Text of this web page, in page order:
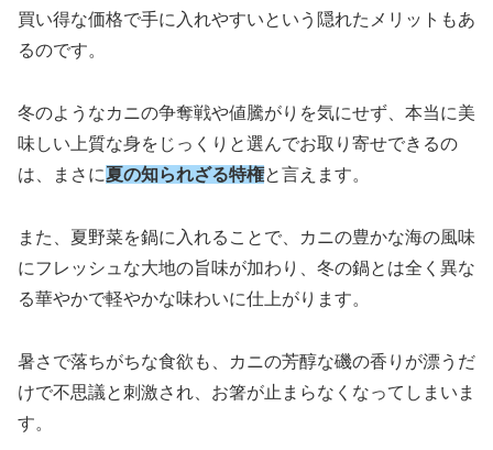
買い得な価格で手に入れやすいという隠れたメリットもあ
るのです。
冬のようなカニの争奪戦や値騰がりを気にせず、本当に美
味しい上質な身をじっくりと選んでお取り寄せできるの
は、まさに夏の知られざる特権と言えます。
また、夏野菜を鍋に入れることで、カニの豊かな海の風味
にフレッシュな大地の旨味が加わり、冬の鍋とは全く異な
る華やかで軽やかな味わいに仕上がります。
暑さで落ちがちな食欲も、カニの芳醇な磯の香りが漂うだ
けで不思議と刺激され、お箸が止まらなくなってしまいま
す。